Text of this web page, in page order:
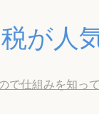
が人
で仕組みを知っ